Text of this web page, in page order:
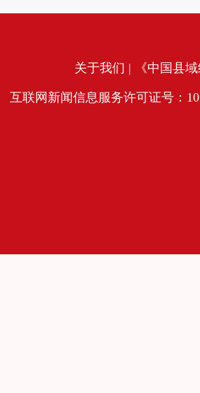
关于我们 | 《中国县
互联网新闻信息服务许可证号：